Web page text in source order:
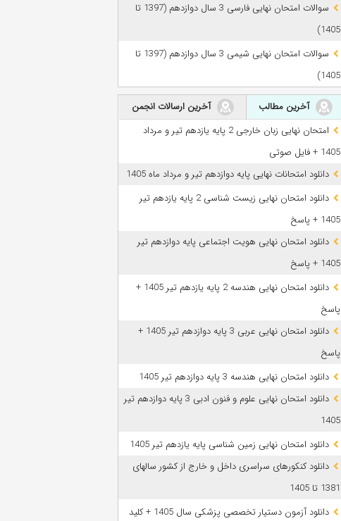
سوالات امتحان نهایی فارسی 3 سال دوازدهم (1397 تا
1405)
سوالات امتحان نهایی شیمی 3 سال دوازدهم (1397 تا
1405)
آخرین مطالب
آخرین ارسالات انجمن
امتحان نهایی زبان خارجی 2 پایه یازدهم تیر و مرداد
1405 + فایل صوتی
دانلود امتحانات نهایی پایه دوازدهم تیر و مرداد ماه 1405
دانلود امتحان نهایی زیست شناسی 2 پایه یازدهم تیر
1405 + پاسخ
دانلود امتحان نهایی هویت اجتماعی پایه دوازدهم تیر
1405 + پاسخ
دانلود امتحان نهایی هندسه 2 پایه یازدهم تیر 1405 +
پاسخ
دانلود امتحان نهایی عربی 3 پایه دوازدهم تیر 1405 +
پاسخ
دانلود امتحان نهایی هندسه 3 پایه دوازدهم تیر 1405
دانلود امتحان نهایی علوم و فنون ادبی 3 پایه دوازدهم تیر
1405
دانلود امتحان نهایی زمین شناسی پایه یازدهم تیر 1405
دانلود کنکورهای سراسری داخل و خارج از کشور سالهای
1381 تا 1405
دانلود آزمون دستیار تخصصی پزشکی سال 1405 + کلید